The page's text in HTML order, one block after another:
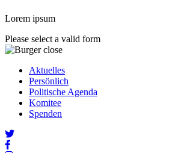
Lorem ipsum
Please select a valid form
Aktuelles
Persönlich
Politische Agenda
Komitee
Spenden